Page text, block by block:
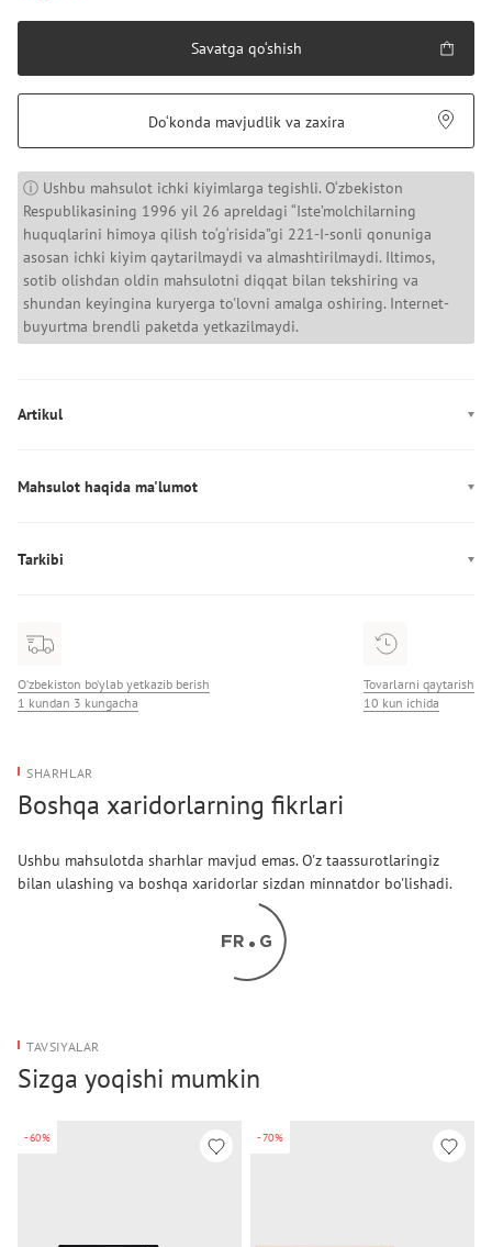
Savatga qo‘shish
Do‘konda mavjudlik va zaxira
ⓘ Ushbu mahsulot ichki kiyimlarga tegishli. O‘zbekiston
Respublikasining 1996 yil 26 apreldagi “Iste’molchilarning
huquqlarini himoya qilish to‘g‘risida”gi 221-I-sonli qonuniga
asosan ichki kiyim qaytarilmaydi va almashtirilmaydi. Iltimos,
sotib olishdan oldin mahsulotni diqqat bilan tekshiring va
shundan keyingina kuryerga to'lovni amalga oshiring. Internet-
buyurtma brendli paketda yetkazilmaydi.
Artikul
Mahsulot haqida ma'lumot
Tarkibi
O‘zbekiston bo‘ylab yetkazib berish
1 kundan 3 kungacha
Tovarlarni qaytarish
10 kun ichida
SHARHLAR
Boshqa xaridorlarning fikrlari
Ushbu mahsulotda sharhlar mavjud emas. O'z taassurotlaringiz
bilan ulashing va boshqa xaridorlar sizdan minnatdor bo'lishadi.
TAVSIYALAR
Sizga yoqishi mumkin
-60% -70%